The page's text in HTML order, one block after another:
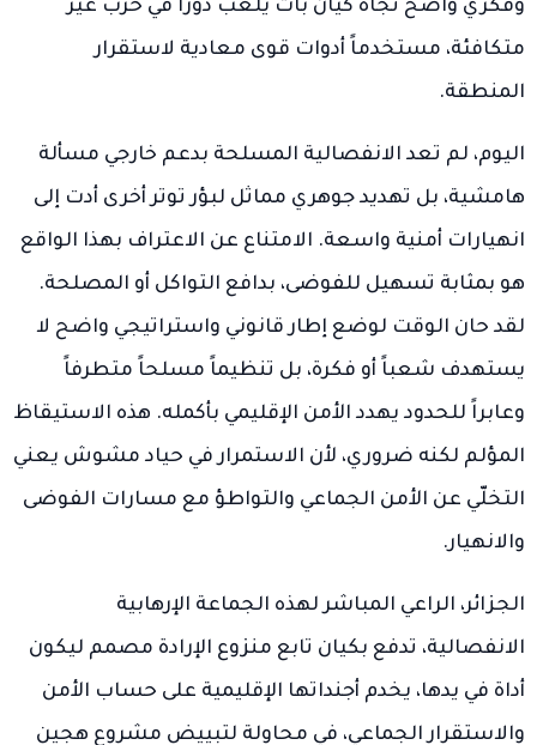
وفكري واضح تجاه كيان بات يلعب دوراً في حرب غير
متكافئة، مستخدماً أدوات قوى معادية لاستقرار
المنطقة.
اليوم، لم تعد الانفصالية المسلحة بدعم خارجي مسألة
هامشية، بل تهديد جوهري مماثل لبؤر توتر أخرى أدت إلى
انهيارات أمنية واسعة. الامتناع عن الاعتراف بهذا الواقع
هو بمثابة تسهيل للفوضى، بدافع التواكل أو المصلحة.
لقد حان الوقت لوضع إطار قانوني واستراتيجي واضح لا
يستهدف شعباً أو فكرة، بل تنظيماً مسلحاً متطرفاً
وعابراً للحدود يهدد الأمن الإقليمي بأكمله. هذه الاستيقاظ
المؤلم لكنه ضروري، لأن الاستمرار في حياد مشوش يعني
التخلّي عن الأمن الجماعي والتواطؤ مع مسارات الفوضى
والانهيار.
الجزائر، الراعي المباشر لهذه الجماعة الإرهابية
الانفصالية، تدفع بكيان تابع منزوع الإرادة مصمم ليكون
أداة في يدها، يخدم أجنداتها الإقليمية على حساب الأمن
والاستقرار الجماعي، في محاولة لتبييض مشروع هجين